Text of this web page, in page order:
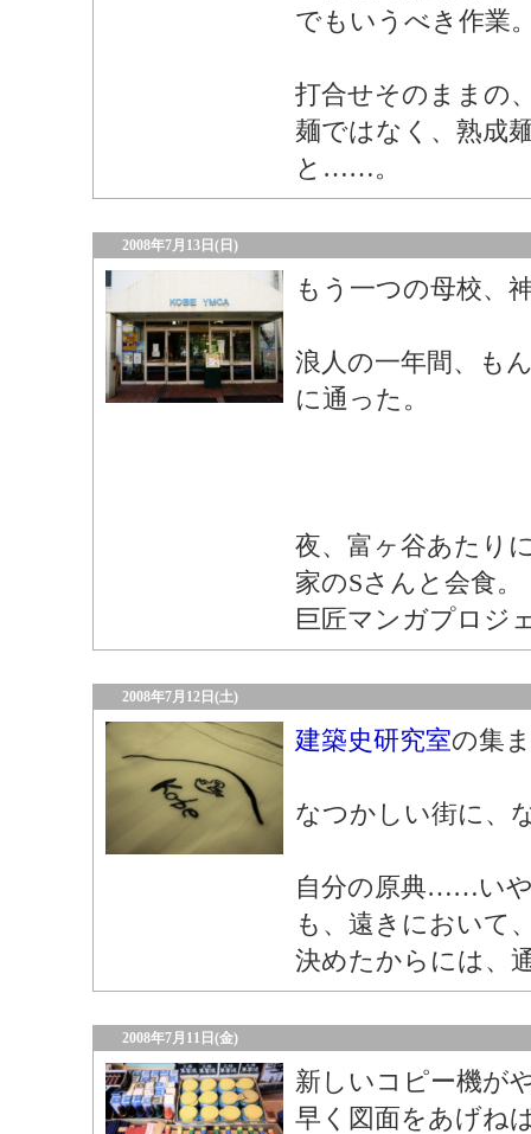
でもいうべき作業
打合せそのままの
麺ではなく、熟成
と……。
2008年7月13日(日)
もう一つの母校、
浪人の一年間、も
に通った。
夜、富ヶ谷あたり
家のSさんと会食。
巨匠マンガプロジ
2008年7月12日(土)
建築史研究室の集
なつかしい街に、
自分の原典……い
も、遠きにおいて
決めたからには、
2008年7月11日(金)
新しいコピー機が
早く図面をあげ